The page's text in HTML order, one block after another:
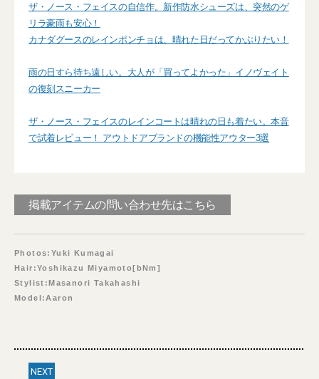
ザ・ノース・フェイスの自信作。新作防水シューズは、突然のゲ
リラ豪雨も安心！
カナダグースのレインポンチョは、晴れた日だってかぶりたい！
雨の日すら待ち遠しい。大人が「買ってよかった」イノヴェイト
の復刻スニーカー
ザ・ノース・フェイスのレインコートは晴れの日も着たい。本音
で試着レビュー！ アウトドアブランドの機能性アウター3選
掲載アイテムの問い合わせ先はこちら
Photos:Yuki Kumagai
Hair:Yoshikazu Miyamoto[bNm]
Stylist:Masanori Takahashi
Model:Aaron
NEXT